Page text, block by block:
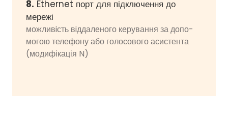
8. Ethernet порт для підключення до
мережі
можливiсть вiддаленого керування за допо­
могою телефону або голосового асистента
(модифікація N)